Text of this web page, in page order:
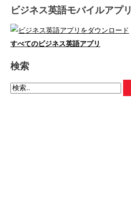
ビジネス英語モバイルアプリ
すべてのビジネス英語アプリ
検索